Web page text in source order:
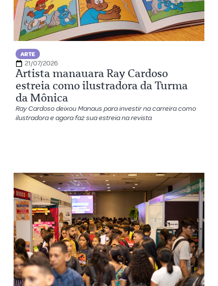
ARTE
21/07/2026
Artista manauara Ray Cardoso
estreia como ilustradora da Turma
da Mônica
Ray Cardoso deixou Manaus para investir na carreira como
ilustradora e agora faz sua estreia na revista